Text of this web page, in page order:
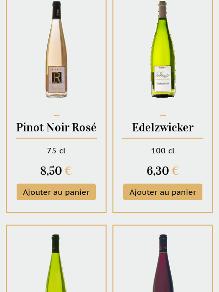
─
Pinot Noir Rosé
75 cl
8,50 €
Ajouter au panier
─
Edelzwicker
100 cl
6,30 €
Ajouter au panier